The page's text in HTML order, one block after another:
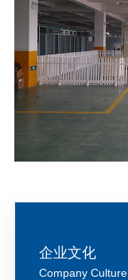
企业文化
Company Culture